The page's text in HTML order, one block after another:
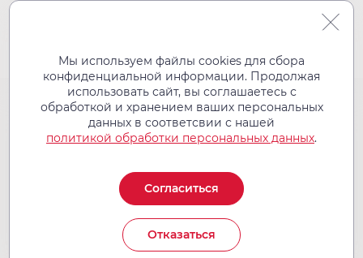
04
сен
Мы используем файлы cookies для сбора
конфиденциальной информации. Продолжая
использовать сайт, вы соглашаетесь с
обработкой и хранением ваших персональных
данных в соответсвии с нашей
политикой обработки персональных данных.
Согласиться
Отказаться